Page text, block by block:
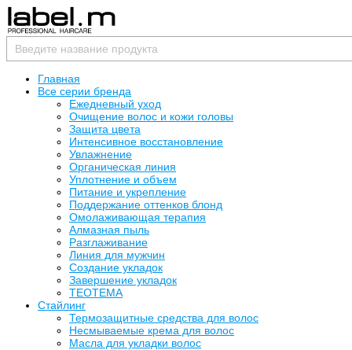
Главная
Все серии бренда
Ежедневный уход
Очищение волос и кожи головы
Защита цвета
Интенсивное восстановление
Увлажнение
Органическая линия
Уплотнение и объем
Питание и укрепление
Поддержание оттенков блонд
Омолаживающая терапия
Алмазная пыль
Разглаживание
Линия для мужчин
Создание укладок
Завершение укладок
TEOTEMA
Стайлинг
Термозащитные средства для волос
Несмываемые крема для волос
Масла для укладки волос